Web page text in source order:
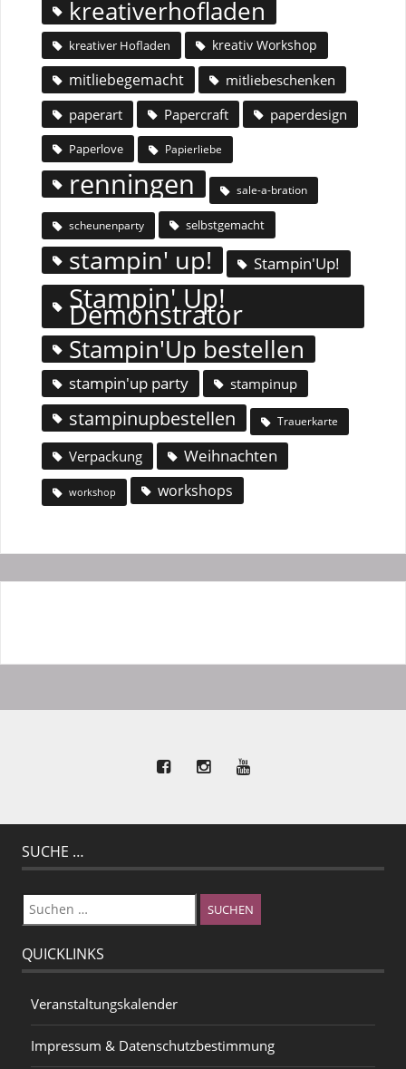
kreativerhofladen
kreativer Hofladen kreativ Workshop
mitliebegemacht
mitliebeschenken
paperart
Papercraft paperdesign
Paperlove Papierliebe
renningen sale-a-bration
scheunenparty selbstgemacht
stampin' up! Stampin'Up!
Stampin' Up!
Demonstrator
Stampin'Up bestellen
stampin'up party stampinup
stampinupbestellen Trauerkarte
Verpackung Weihnachten
workshop workshops
SUCHE …
Suchen
nach:
QUICKLINKS
Veranstaltungskalender
Impressum & Datenschutzbestimmung